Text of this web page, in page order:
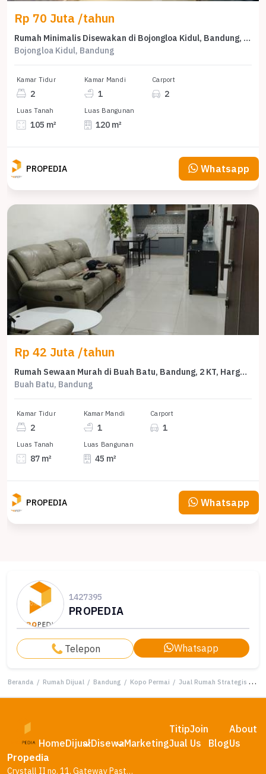
Rp 70 Juta /tahun
Rumah Minimalis Disewakan di Bojongloa Kidul, Bandung, Harga Ekonomis
Bojongloa Kidul, Bandung
Kamar Tidur
2
Kamar Mandi
1
Carport
2
Luas Tanah
105 m²
Luas Bangunan
120 m²
PROPEDIA Whatsapp
Rp 42 Juta /tahun
Rumah Sewaan Murah di Buah Batu, Bandung, 2 KT, Harga 42 Juta /tahun
Buah Batu, Bandung
Kamar Tidur
2
Kamar Mandi
1
Carport
1
Luas Tanah
87 m²
Luas Bangunan
45 m²
PROPEDIA Whatsapp
1427395
PROPEDIA
Telepon Whatsapp
Beranda / Rumah Dijual / Bandung / Kopo Permai / Jual Rumah Strategis di Kopo Permai, Bandung - LT 189m²
HomeDijualDisewaMarketing
Titip
Jual
Join
Us
Blog
About
Us
Propedia
Crystall II no. 11, Gateway Pasteur Residence, Bandung – Jawa Barat